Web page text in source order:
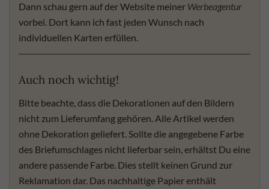
Dann schau gern auf der Website meiner Werbeagentur
vorbei. Dort kann ich fast jeden Wunsch nach
individuellen Karten erfüllen.
Auch noch wichtig!
Bitte beachte, dass die Dekorationen auf den Bildern
nicht zum Lieferumfang gehören. Alle Artikel werden
ohne Dekoration geliefert. Sollte die angegebene Farbe
des Briefumschlages nicht lieferbar sein, erhältst Du eine
andere passende Farbe. Dies stellt keinen Grund zur
Reklamation dar. Das nachhaltige Papier enthält